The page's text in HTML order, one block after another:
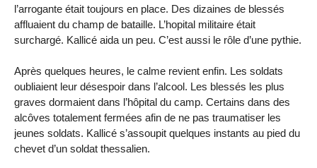
l’arrogante était toujours en place. Des dizaines de blessés
affluaient du champ de bataille. L’hopital militaire était
surchargé. Kallicé aida un peu. C’est aussi le rôle d’une pythie.
Après quelques heures, le calme revient enfin. Les soldats
oubliaient leur désespoir dans l’alcool. Les blessés les plus
graves dormaient dans l’hôpital du camp. Certains dans des
alcôves totalement fermées afin de ne pas traumatiser les
jeunes soldats. Kallicé s’assoupit quelques instants au pied du
chevet d’un soldat thessalien.